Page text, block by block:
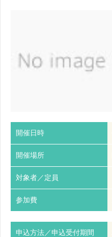
開催日時
開催場所
対象者／定員
参加費
申込方法／申込受付期間